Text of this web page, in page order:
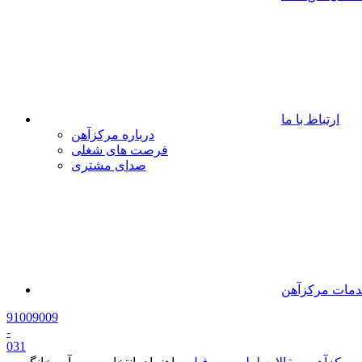
ارتباط با ما
درباره مرکزآهن
فرصت های شغلی
صدای مشتری
مرکزآهن
91009009
-
031